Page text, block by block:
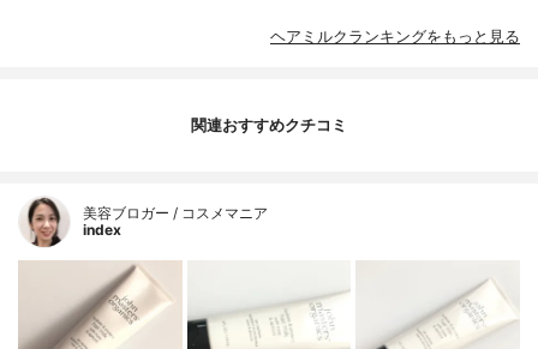
ヘアミルクランキングをもっと見る
関連おすすめクチコミ
美容ブロガー / コスメマニア
index